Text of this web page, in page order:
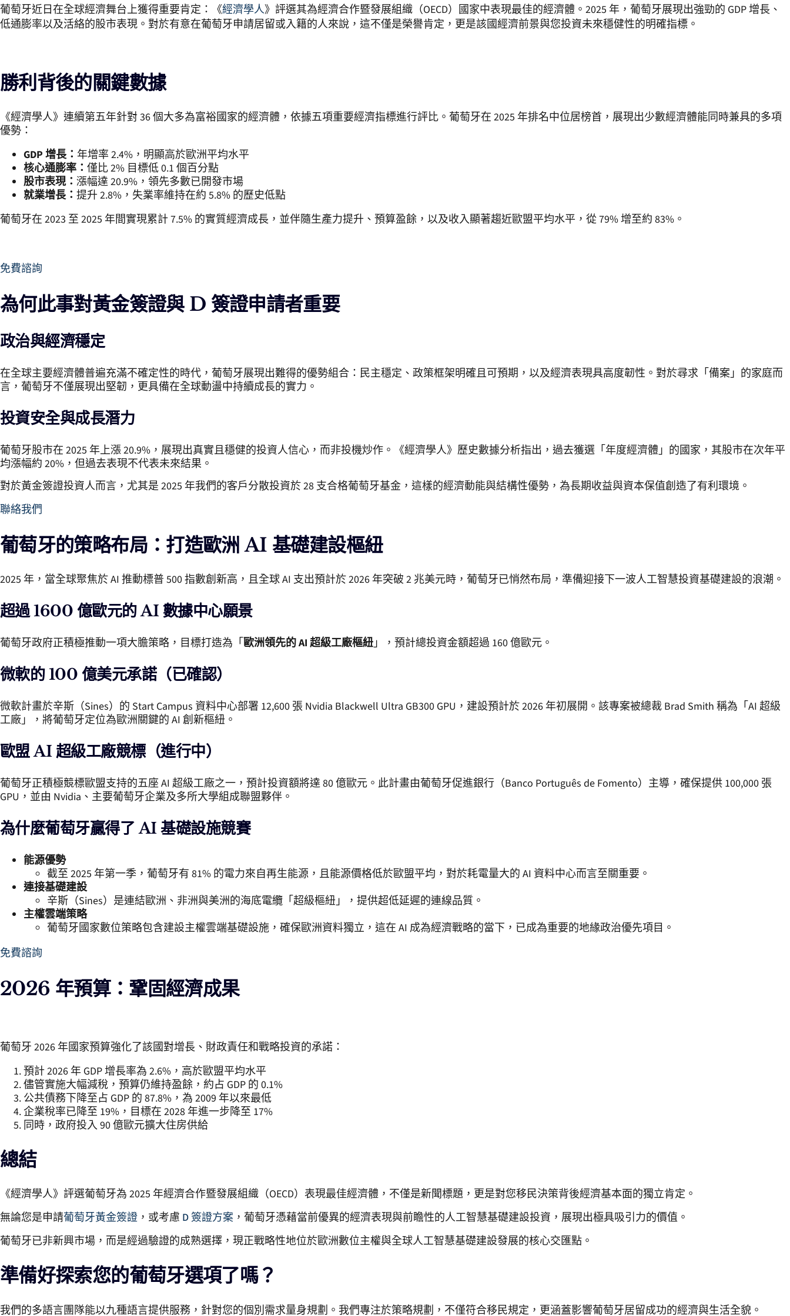
葡萄牙近日在全球經濟舞台上獲得重要肯定：《經濟學人》評選其為經濟合作暨發展組織（OECD）國家中表現最佳的經濟體。2025 年，葡萄牙展現出強勁的 GDP 增長、
低通膨率以及活絡的股市表現。對於有意在葡萄牙申請居留或入籍的人來說，這不僅是榮譽肯定，更是該國經濟前景與您投資未來穩健性的明確指標。
勝利背後的關鍵數據
《經濟學人》連續第五年針對 36 個大多為富裕國家的經濟體，依據五項重要經濟指標進行評比。葡萄牙在 2025 年排名中位居榜首，展現出少數經濟體能同時兼具的多項
優勢：
GDP 增長： 年增率 2.4%，明顯高於歐洲平均水平
核心通膨率： 僅比 2% 目標低 0.1 個百分點
股市表現： 漲幅達 20.9%，領先多數已開發市場
就業增長： 提升 2.8%，失業率維持在約 5.8% 的歷史低點
葡萄牙在 2023 至 2025 年間實現累計 7.5% 的實質經濟成長，並伴隨生產力提升、預算盈餘，以及收入顯著趨近歐盟平均水平，從 79% 增至約 83%。
免費諮詢
為何此事對黃金簽證與 D 簽證申請者重要
政治與經濟穩定
在全球主要經濟體普遍充滿不確定性的時代，葡萄牙展現出難得的優勢組合：民主穩定、政策框架明確且可預期，以及經濟表現具高度韌性。對於尋求「備案」的家庭而
言，葡萄牙不僅展現出堅韌，更具備在全球動盪中持續成長的實力。
投資安全與成長潛力
葡萄牙股市在 2025 年上漲 20.9%，展現出真實且穩健的投資人信心，而非投機炒作。《經濟學人》歷史數據分析指出，過去獲選「年度經濟體」的國家，其股市在次年平
均漲幅約 20%，但過去表現不代表未來結果。
對於黃金簽證投資人而言，尤其是 2025 年我們的客戶分散投資於 28 支合格葡萄牙基金，這樣的經濟動能與結構性優勢，為長期收益與資本保值創造了有利環境。
聯絡我們
葡萄牙的策略布局：打造歐洲 AI 基礎建設樞紐
2025 年，當全球聚焦於 AI 推動標普 500 指數創新高，且全球 AI 支出預計於 2026 年突破 2 兆美元時，葡萄牙已悄然布局，準備迎接下一波人工智慧投資基礎建設的浪潮。
超過 1600 億歐元的 AI 數據中心願景
葡萄牙政府正積極推動一項大膽策略，目標打造為「 歐洲領先的 AI 超級工廠樞紐」，預計總投資金額超過 160 億歐元。
微軟的 100 億美元承諾（已確認）
微軟計畫於辛斯（Sines）的 Start Campus 資料中心部署 12,600 張 Nvidia Blackwell Ultra GB300 GPU，建設預計於 2026 年初展開。該專案被總裁 Brad Smith 稱為「AI 超級
工廠」，將葡萄牙定位為歐洲關鍵的 AI 創新樞紐。
歐盟 AI 超級工廠競標（進行中）
葡萄牙正積極競標歐盟支持的五座 AI 超級工廠之一，預計投資額將達 80 億歐元。此計畫由葡萄牙促進銀行（Banco Português de Fomento）主導，確保提供 100,000 張
GPU，並由 Nvidia、主要葡萄牙企業及多所大學組成聯盟夥伴。
為什麼葡萄牙贏得了 AI 基礎設施競賽
能源優勢
截至 2025 年第一季，葡萄牙有 81% 的電力來自再生能源，且能源價格低於歐盟平均，對於耗電量大的 AI 資料中心而言至關重要。
連接基礎建設
辛斯（Sines）是連結歐洲、非洲與美洲的海底電纜「超級樞紐」，提供超低延遲的連線品質。
主權雲端策略
葡萄牙國家數位策略包含建設主權雲端基礎設施，確保歐洲資料獨立，這在 AI 成為經濟戰略的當下，已成為重要的地緣政治優先項目。
免費諮詢
2026 年預算：鞏固經濟成果
葡萄牙 2026 年國家預算強化了該國對增長、財政責任和戰略投資的承諾：
預計 2026 年 GDP 增長率為 2.6%，高於歐盟平均水平
儘管實施大幅減稅，預算仍維持盈餘，約占 GDP 的 0.1%
公共債務下降至占 GDP 的 87.8%，為 2009 年以來最低
企業稅率已降至 19%，目標在 2028 年進一步降至 17%
同時，政府投入 90 億歐元擴大住房供給
總結
《經濟學人》評選葡萄牙為 2025 年經濟合作暨發展組織（OECD）表現最佳經濟體，不僅是新聞標題，更是對您移民決策背後經濟基本面的獨立肯定。
無論您是申請葡萄牙黃金簽證 ，或考慮 D 簽證方案 ，葡萄牙憑藉當前優異的經濟表現與前瞻性的人工智慧基礎建設投資，展現出極具吸引力的價值。
葡萄牙已非新興市場，而是經過驗證的成熟選擇，現正戰略性地位於歐洲數位主權與全球人工智慧基礎建設發展的核心交匯點。
準備好探索您的葡萄牙選項了嗎？
我們的多語言團隊能以九種語言提供服務，針對您的個別需求量身規劃。我們專注於策略規劃，不僅符合移民規定，更涵蓋影響葡萄牙居留成功的經濟與生活全貌。